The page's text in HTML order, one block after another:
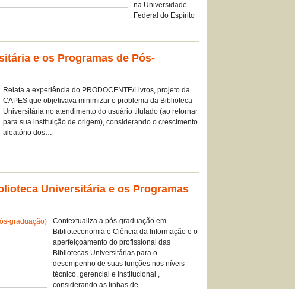
na Universidade
Federal do Espírito
e os Programas de Pós-
Relata a experiência do PRODOCENTE/Livros, projeto da
CAPES que objetivava minimizar o problema da Biblioteca
Universitária no atendimento do usuário titulado (ao retornar
para sua instituição de origem), considerando o crescimento
aleatório dos…
Universitária e os Programas
Contextualiza a pós-graduação em
Biblioteconomia e Ciência da Informação e o
aperfeiçoamento do profissional das
Bibliotecas Universitárias para o
desempenho de suas funções nos níveis
técnico, gerencial e institucional ,
considerando as linhas de…